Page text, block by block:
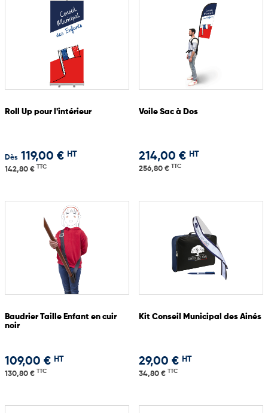
Roll Up pour l'intérieur
Dès 119,00 € HT
142,80 € TTC
Voile Sac à Dos
214,00 € HT
256,80 € TTC
Baudrier Taille Enfant en cuir
noir
109,00 € HT
130,80 € TTC
Kit Conseil Municipal des Ainés
29,00 € HT
34,80 € TTC